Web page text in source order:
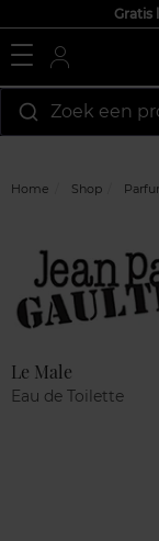
Gratis
Zoek een
Home Shop
Le Male
Eau de Toilette